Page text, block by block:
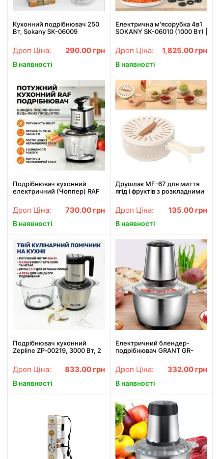
Кухонний подрібнювач 250
Вт, Sokany SK-06009
для овочів, м'яса та зелені,
компактний блендер-
чоппер
Дроп Ціна: 290.00 грн
В наявності
Електрична м'ясорубка 4в1
SOKANY SK-06010 (1000 Вт) |
комбайн зі соковижималкою
Дроп Ціна: 1,825.00 грн
В наявності
Подрібнювач кухонний
електричний (Чоппер) RAF
чашею 3 л
Дроп Ціна: 730.00 грн
В наявності
Друшлак MF-67 для миття
ягід і фруктів з розкладними
харчовий
Дроп Ціна: 135.00 грн
В наявності
Подрібнювач кухонний
Zepline ZP‑00219, 3000 Вт, 2
Дроп Ціна: 833.00 грн
В наявності
Електричний блендер-
подрібнювач GRANT GR-
Дроп Ціна: 332.00 грн
В наявності